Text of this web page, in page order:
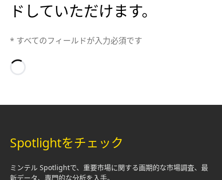
ドしていただけます。
* すべてのフィールドが入力必須です
Spotlightをチェック
ミンテル Spotlightで、重要市場に関する画期的な市場調査、最
新データ、専門的な分析を入手。